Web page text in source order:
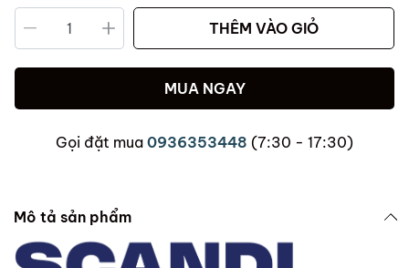
THÊM VÀO GIỎ
MUA NGAY
Gọi đặt mua 0936353448 (7:30 - 17:30)
Mô tả sản phẩm